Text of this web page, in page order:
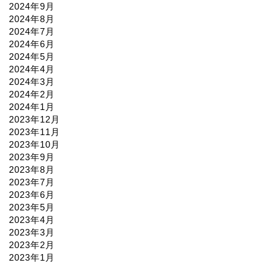
2024年9月
2024年8月
2024年7月
2024年6月
2024年5月
2024年4月
2024年3月
2024年2月
2024年1月
2023年12月
2023年11月
2023年10月
2023年9月
2023年8月
2023年7月
2023年6月
2023年5月
2023年4月
2023年3月
2023年2月
2023年1月